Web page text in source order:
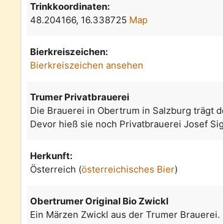
Trinkkoordinaten:
48.204166, 16.338725 Map
Bierkreiszeichen:
Bierkreiszeichen ansehen
Trumer Privatbrauerei
Die Brauerei in Obertrum in Salzburg trägt
Devor hieß sie noch Privatbrauerei Josef
Herkunft:
Österreich (österreichisches Bier)
Obertrumer Original Bio Zwickl
Ein Märzen Zwickl aus der Trumer Brauerei.